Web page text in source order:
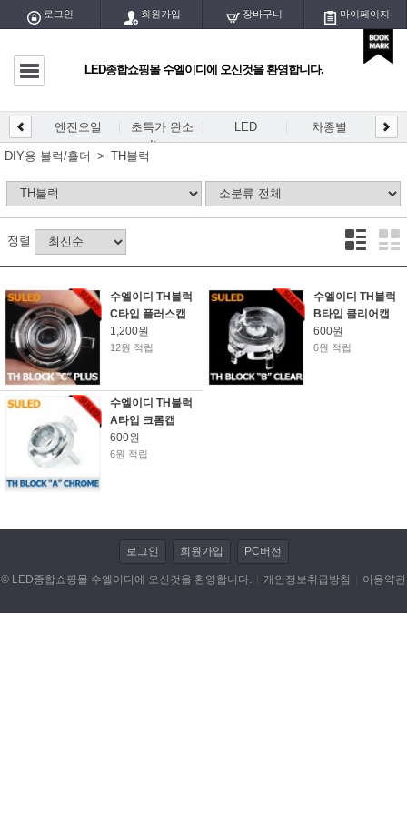
마이페이지
엔진오일
LED
차종별
DIY용 PCB
DIY용 블럭/홀더
DIY용품/공구
LED실내등/전구
LED전조등/안개등/할로겐 램프
저항/전자부품/전자모듈
로그인 회원가입 장바구니 마이페이지
LED종합쇼핑몰 수엘이디에 오신것을 환영합니다.
엔진오일
초특가 완소
Item
LED 차종별 DIY
LED
개등/
DIY용 블럭/홀더 TH블럭
정렬
수엘이디 TH블럭
C타입 플러스캡
1,200원
12원 적립
수엘이디 TH블럭
B타입 클리어캡
600원
6원 적립
수엘이디 TH블럭
A타입 크롬캡
600원
6원 적립
로그인 회원가입 PC버전
© LED종합쇼핑몰 수엘이디에 오신것을 환영합니다. 개인정보취급방침 이용약관